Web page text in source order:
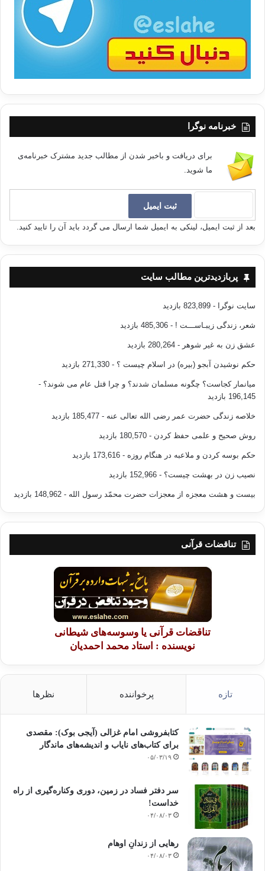
خبرنامه نوگرا
برای دریافت و باخبر شدن از مطالب جدید مشترک خبرنامه‌ی
ما شوید.
بعد از ثبت ایمیل، لینکی به ایمیل شما ارسال می گردد باید آن را تایید کنید.
پربازدیدترین مطالب سایت
سایت نوگرا - 823,899 بازدید
شعر، زندگی زیبـاســـت ! - 485,306 بازدید
عشق زن به غیر شوهر - 280,264 بازدید
حکم نوشیدن آبجو (بیره) در اسلام چیست ؟ - 271,330 بازدید
میانمار کجاست؟ چگونه مسلمان شدند؟ و چرا قتل عام می شوند؟ -
196,145 بازدید
خلاصه زندگی حضرت عمر رضی الله تعالی عنه - 185,477 بازدید
روش صحیح و علمی حفظ کردن - 180,570 بازدید
حکم بوسه کردن و ملاعبه در هنگام روزه - 173,616 بازدید
نصیب زن در بهشت چیست؟ - 152,966 بازدید
بیست و هشت معجزه از معجزات حضرت محمّد رسول الله - 148,962 بازدید
تناقضات قرآنی
تناقضات قرآنی یا وسوسه‌های شیطانی
نویسنده : استاد محمد احمدیان
تازه پرخواننده نظرها
کتابفروشی امام غزالی (آیجی بوک): مقصدی
برای کتاب‌های نایاب و اندیشه‌های ماندگار
۰۵/۰۳/۱۹
سر دفتر فساد در زمین‌، دوری وکناره‌گیری از راه
خداست‌!
۰۴/۰۸/۰۳
رهایی از زندانِ اوهام
۰۴/۰۸/۰۳